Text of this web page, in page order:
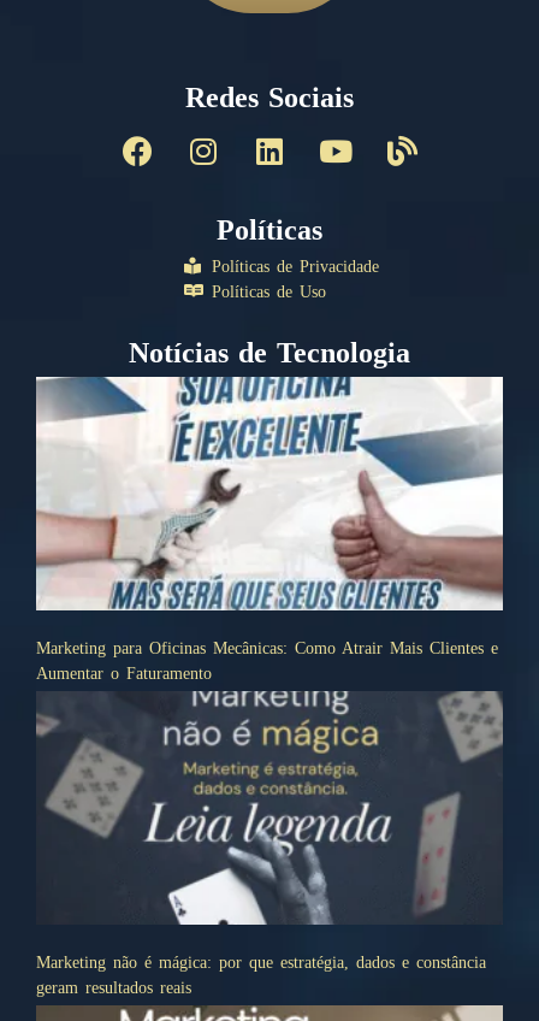
Redes Sociais
Políticas
Políticas de Privacidade
Políticas de Uso
Notícias de Tecnologia
Marketing para Oficinas Mecânicas: Como Atrair Mais Clientes e
Aumentar o Faturamento
Marketing não é mágica: por que estratégia, dados e constância
geram resultados reais